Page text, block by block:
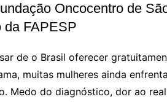
Oncocentro de
da FAPESP
de o Brasil oferecer
muitas mulheres ainda
Medo do diagnóstico, dor ao